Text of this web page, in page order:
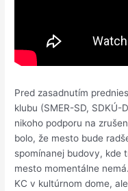
Pred zasadnutím
klubu (SMER-SD, SDKÚ-
nikoho podporu na
bolo, že mesto bude
spomínanej budovy, kde
mesto momentálne
KC v kultúrnom dome,